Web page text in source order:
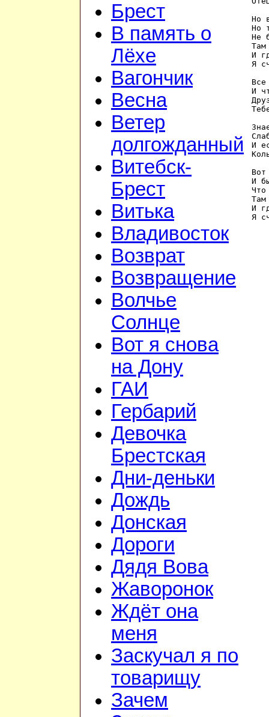
Брест
В память о
Лёхе
Вагончик
Весна
Ветер
долгожданный
Витебск-
Брест
Витька
Владивосток
Возврат
Возвращение
Волчье
Солнце
Вот я снова
на Дону
ГАИ
Гербарий
Девочка
Брестская
Дни-деньки
Дождь
Донская
Дороги
Дядя Вова
Жаворонок
Ждёт она
меня
Заскучал я по
товарищу
Зачем
Но
Но
Не
И
Я
И
И
И
Что
И
Я